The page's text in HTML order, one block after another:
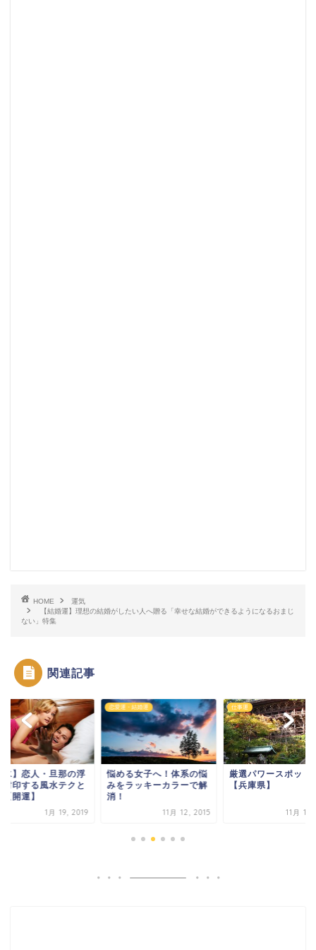
HOME
運気
【結婚運】理想の結婚がしたい人へ贈る「幸せな結婚ができるようになるおまじ
ない」特集
関連記事
水】恋人・旦那の浮
封印する風水テクと
開運】
1月 19, 2019
恋愛運・結婚運
悩める女子へ！体系の悩
みをラッキーカラーで解
消！
11月 12, 2015
仕事運
厳選パワースポット
【兵庫県】
11月 18,